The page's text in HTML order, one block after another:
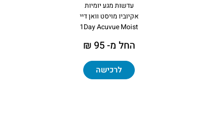
עדשות מגע יומיות
אקיוביו מויסט וואן דיי
1Day Acuvue Moist
החל מ- 95 ₪
לרכישה